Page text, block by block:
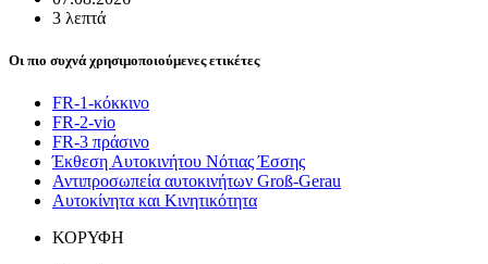
3 λεπτά
Οι πιο συχνά χρησιμοποιούμενες ετικέτες
FR-1-κόκκινο
FR-2-vio
FR-3 πράσινο
Έκθεση Αυτοκινήτου Νότιας Έσσης
Αντιπροσωπεία αυτοκινήτων Groß-Gerau
Αυτοκίνητα και Κινητικότητα
ΚΟΡΥΦΗ